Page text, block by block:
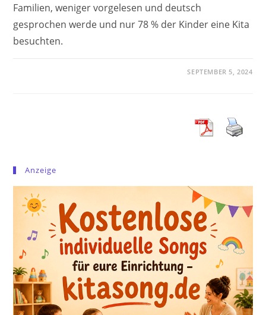
Familien, weniger vorgelesen und deutsch
gesprochen werde und nur 78 % der Kinder eine Kita
besuchten.
SEPTEMBER 5, 2024
Anzeige